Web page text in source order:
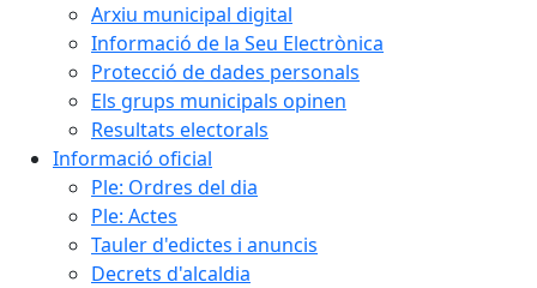
Arxiu municipal digital
Informació de la Seu Electrònica
Protecció de dades personals
Els grups municipals opinen
Resultats electorals
Informació oficial
Ple: Ordres del dia
Ple: Actes
Tauler d'edictes i anuncis
Decrets d'alcaldia